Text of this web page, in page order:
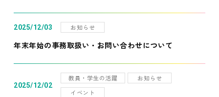
2025/12/03 お知らせ
年末年始の事務取扱い・お問い合わせについて
2025/12/02
教員・学生の活躍
お知らせ
イベント